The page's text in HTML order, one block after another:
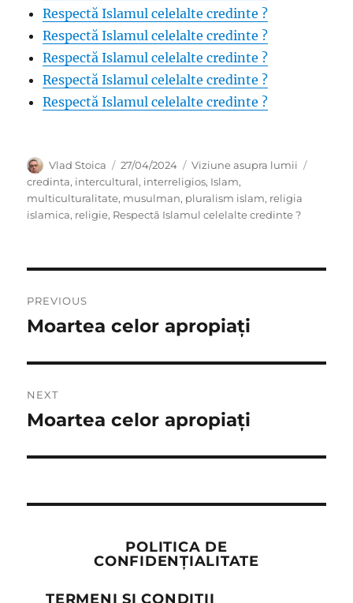
Respectă Islamul celelalte credinte ?
Respectă Islamul celelalte credinte ?
Respectă Islamul celelalte credinte ?
Respectă Islamul celelalte credinte ?
Respectă Islamul celelalte credinte ?
Author
Vlad Stoica
Posted
on
27/04/2024 Categories
Viziune asupra lumii
credinta, intercultural, interreligios, Islam,
multiculturalitate, musulman, pluralism islam, religia
islamica, religie, Respectă Islamul celelalte credinte ?
navigation
PREVIOUS
Previous
Moartea celor apropiați
NEXT
Next
Moartea celor apropiați
POLITICA DE
CONFIDENȚIALITATE
TERMENI ȘI CONDIȚII